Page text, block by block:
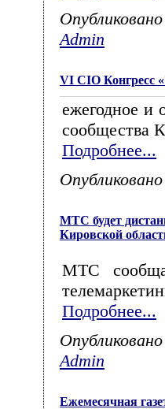
Admin
VI CIO Конгресс
ежегодное и
сообщества
Подробнее...
МТС будет
Кировской
МТС
Подробнее...
Admin
Ежемесячная